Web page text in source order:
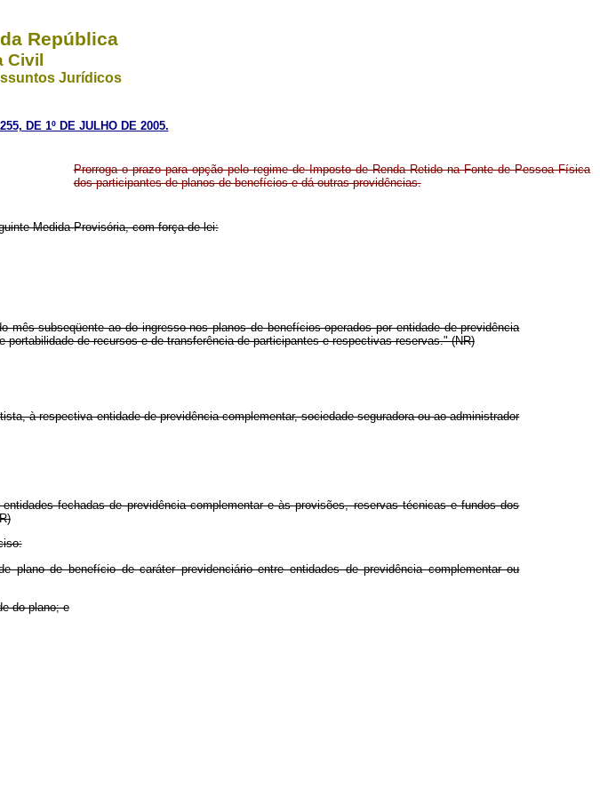
República
Civil
Jurídicos
DE 1º DE JULHO DE 2005.
Prorroga o prazo para opção pelo regime de Imposto de Renda Retido na Fonte de Pessoa Física
dos participantes de planos de benefícios e dá outras providências.
Medida Provisória, com força de lei:
subseqüente ao do ingresso nos planos de benefícios operados por entidade de previdência
de recursos e de transferência de participantes e respectivas reservas." (NR)
à respectiva entidade de previdência complementar, sociedade seguradora ou ao administrador
fechadas de previdência complementar e às provisões, reservas técnicas e fundos dos
de benefício de caráter previdenciário entre entidades de previdência complementar ou
do plano; e